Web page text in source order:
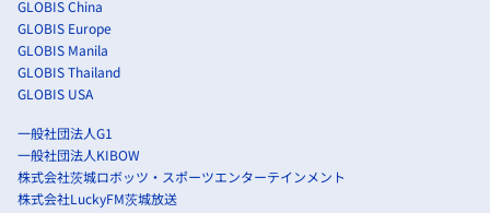
GLOBIS China
GLOBIS Europe
GLOBIS Manila
GLOBIS Thailand
GLOBIS USA
一般社団法人G1
一般社団法人KIBOW
株式会社茨城ロボッツ・スポーツエンターテインメント
株式会社LuckyFM茨城放送